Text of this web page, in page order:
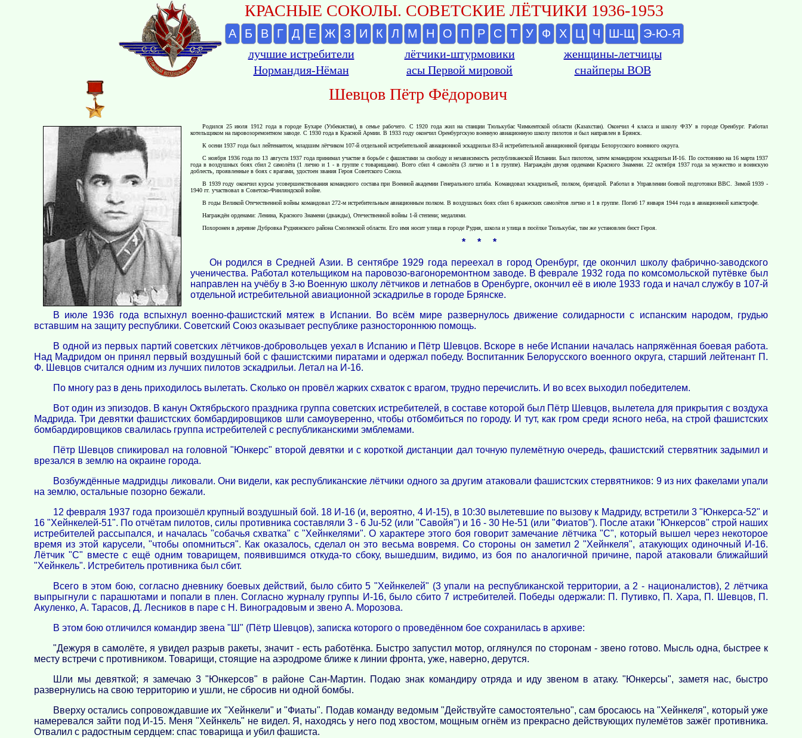
КРАСНЫЕ СОКОЛЫ. СОВЕТСКИЕ ЛЁТЧИКИ 1936-1953
А Б В Г Д Е Ж З И К Л М Н О П Р С Т У Ф Х Ц Ч Ш-Щ
Э-Ю-Я
лучшие истребители
лётчики-штурмовики
женщины-летчицы
Нормандия-Нёман
асы Первой мировой снайперы ВОВ
Шевцов Пётр Фёдорович
Родился 25 июля 1912 года в городе Бухаре (Узбекистан), в семье рабочего. С 1920 года жил на станции Тюлькубас Чимкентской области (Казахстан). Окончил 4 класса и школу ФЗУ в городе Оренбург. Работал
котельщиком на паровозоремонтном заводе. С 1930 года в Красной Армии. В 1933 году окончил Оренбургскую военную авиационную школу пилотов и был направлен в Брянск.
К осени 1937 года был лейтенантом, младшим лётчиком 107-й отдельной истребительной авиационной эскадрильи 83-й истребительной авиационной бригады Белорусского военного округа.
С ноября 1936 года по 13 августа 1937 года принимал участие в борьбе с фашистами за свободу и независимость республиканской Испании. Был пилотом, затем командиром эскадрильи И-16. По состоянию на 16 марта 1937
года в воздушных боях сбил 2 самолёта (1 лично и 1 - в группе с товарищами). Всего сбил 4 самолёта (3 лично и 1 в группе). Награждён двумя орденами Красного Знамени. 22 октября 1937 года за мужество и воинскую
доблесть, проявленные в боях с врагами, удостоен звания Героя Советского Союза.
В 1939 году окончил курсы усовершенствования командного состава при Военной академии Генерального штаба. Командовал эскадрильей, полком, бригадой. Работал в Управлении боевой подготовки ВВС. Зимой 1939 -
1940 гг. участвовал в Советско-Финляндской войне.
В годы Великой Отечественной войны командовал 272-м истребительным авиационным полком. В воздушных боях сбил 6 вражеских самолётов лично и 1 в группе. Погиб 17 января 1944 года в авиационной катастрофе.
Награждён орденами: Ленина, Красного Знамени (дважды), Отечественной войны 1-й степени; медалями.
Похоронен в деревне Дубровка Руднянского района Смоленской области. Его имя носит улица в городе Рудня, школа и улица в посёлке Тюлькубас, там же установлен бюст Героя.
* * *
Он родился в Средней Азии. В сентябре 1929 года переехал в город Оренбург, где окончил школу фабрично-заводского
ученичества. Работал котельщиком на паровозо-вагоноремонтном заводе. В феврале 1932 года по комсомольской путёвке был
направлен на учёбу в 3-ю Военную школу лётчиков и летнабов в Оренбурге, окончил её в июле 1933 года и начал службу в 107-й
отдельной истребительной авиационной эскадрилье в городе Брянске.
В июле 1936 года вспыхнул военно-фашистский мятеж в Испании. Во всём мире развернулось движение солидарности с испанским народом, грудью
вставшим на защиту республики. Советский Союз оказывает республике разностороннюю помощь.
В одной из первых партий советских лётчиков-добровольцев уехал в Испанию и Пётр Шевцов. Вскоре в небе Испании началась напряжённая боевая работа.
Над Мадридом он принял первый воздушный бой с фашистскими пиратами и одержал победу. Воспитанник Белорусского военного округа, старший лейтенант П.
Ф. Шевцов считался одним из лучших пилотов эскадрильи. Летал на И-16.
По многу раз в день приходилось вылетать. Сколько он провёл жарких схваток с врагом, трудно перечислить. И во всех выходил победителем.
Вот один из эпизодов. В канун Октябрьского праздника группа советских истребителей, в составе которой был Пётр Шевцов, вылетела для прикрытия с воздуха
Мадрида. Три девятки фашистских бомбардировщиков шли самоуверенно, чтобы отбомбиться по городу. И тут, как гром среди ясного неба, на строй фашистских
бомбардировщиков свалилась группа истребителей с республиканскими эмблемами.
Пётр Шевцов спикировал на головной "Юнкерс" второй девятки и с короткой дистанции дал точную пулемётную очередь, фашистский стервятник задымил и
врезался в землю на окраине города.
Возбуждённые мадридцы ликовали. Они видели, как республиканские лётчики одного за другим атаковали фашистских стервятников: 9 из них факелами упали
на землю, остальные позорно бежали.
12 февраля 1937 года произошёл крупный воздушный бой. 18 И-16 (и, вероятно, 4 И-15), в 10:30 вылетевшие по вызову к Мадриду, встретили 3 "Юнкерса-52" и
16 "Хейнкелей-51". По отчётам пилотов, силы противника составляли 3 - 6 Ju-52 (или "Савойя") и 16 - 30 Не-51 (или "Фиатов"). После атаки "Юнкерсов" строй наших
истребителей рассыпался, и началась "собачья схватка" с "Хейнкелями". О характере этого боя говорит замечание лётчика "С", который вышел через некоторое
время из этой карусели, "чтобы опомниться". Как оказалось, сделал он это весьма вовремя. Со стороны он заметил 2 "Хейнкеля", атакующих одиночный И-16.
Лётчик "С" вместе с ещё одним товарищем, появившимся откуда-то сбоку, вышедшим, видимо, из боя по аналогичной причине, парой атаковали ближайший
"Хейнкель". Истребитель противника был сбит.
Всего в этом бою, согласно дневнику боевых действий, было сбито 5 "Хейнкелей" (3 упали на республиканской территории, а 2 - националистов), 2 лётчика
выпрыгнули с парашютами и попали в плен. Согласно журналу группы И-16, было сбито 7 истребителей. Победы одержали: П. Путивко, П. Хара, П. Шевцов, П.
Акуленко, А. Тарасов, Д. Лесников в паре с Н. Виноградовым и звено А. Морозова.
В этом бою отличился командир звена "Ш" (Пётр Шевцов), записка которого о проведённом бое сохранилась в архиве:
"Дежуря в самолёте, я увидел разрыв ракеты, значит - есть работёнка. Быстро запустил мотор, оглянулся по сторонам - звено готово. Мысль одна, быстрее к
месту встречи с противником. Товарищи, стоящие на аэродроме ближе к линии фронта, уже, наверно, дерутся.
Шли мы девяткой; я замечаю 3 "Юнкерсов" в районе Сан-Мартин. Подаю знак командиру отряда и иду звеном в атаку. "Юнкерсы", заметя нас, быстро
развернулись на свою территорию и ушли, не сбросив ни одной бомбы.
Вверху остались сопровождавшие их "Хейнкели" и "Фиаты". Подав команду ведомым "Действуйте самостоятельно", сам бросаюсь на "Хейнкеля", который уже
намеревался зайти под И-15. Меня "Хейнкель" не видел. Я, находясь у него под хвостом, мощным огнём из прекрасно действующих пулемётов зажёг противника.
Отвалил с радостным сердцем: спас товарища и убил фашиста.